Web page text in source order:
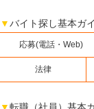
▼バイト探し基本ガ
応募(電話・Web)
法律